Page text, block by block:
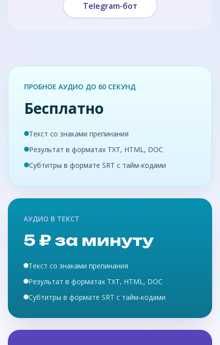
Telegram-бот
ПРОБНОЕ АУДИО ДО 60 СЕКУНД
Бесплатно
Текст со знаками препинания
Результат в форматах TXT, HTML, DOC
Субтитры в формате SRT с тайм-кодами
АУДИО В ТЕКСТ
5 ₽ за минуту
Текст со знаками препинания
Результат в форматах TXT, HTML, DOC
Субтитры в формате SRT с тайм-кодами